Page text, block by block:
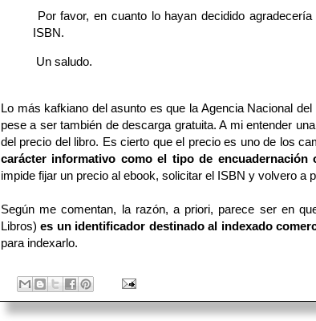
Por favor, en cuanto lo hayan decidido
ISBN.
Un saludo.
Lo más kafkiano del asunto es que la Agencia Nacional
pese a ser también de descarga gratuita. A mi entender
del precio del libro. Es cierto que el precio es uno de los
carácter informativo como el tipo de
impide fijar un precio al ebook, solicitar el ISBN y volvero a
Según me comentan, la razón, a priori, parece ser en
Libros)es un identificador destinado al indexado
para indexarlo.